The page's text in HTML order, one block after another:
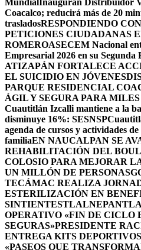
MundialInauguran Distribuidor
Coacalco; reducirá más de 20
trasladosRESPONDIENDO
PETICIONES CIUDADANAS
ROMEROASECEM Nacional
Empresarial 2026 en su Segunda
ATIZAPÁN FORTALECE
EL SUICIDIO EN JÓVENES
PARQUE RESIDENCIAL
ÁGIL Y SEGURA PARA
Cuautitlán Izcalli mantiene a la
disminuye 16%: SESNSP
agenda de cursos y actividades
familiaEN NAUCALPAN SE
REHABILITACIÓN DEL
COLOSIO PARA MEJORAR
UN MILLÓN DE PERSONAS
TECÁMAC REALIZA
ESTERILIZACIÓN EN
SINTIENTES
OPERATIVO «FIN DE CICLO
SEGURAS»PRESIDENTE
ENTREGA KITS
«PASEOS QUE